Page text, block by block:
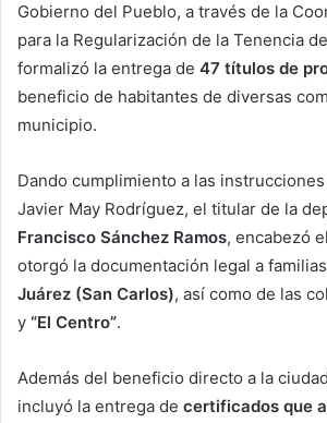
Gobierno del Pueblo, a través de la
para la Regularización de la Tenencia
formalizó la entrega de 47 títulos de
beneficio de habitantes de diversas
municipio.
Dando cumplimiento a las
Javier May Rodríguez, el titular de la
Francisco Sánchez Ramos, encabezó
otorgó la documentación legal a
Juárez (San Carlos), así como de las
y “El Centro”.
Además del beneficio directo a la
incluyó la entrega de certificados que